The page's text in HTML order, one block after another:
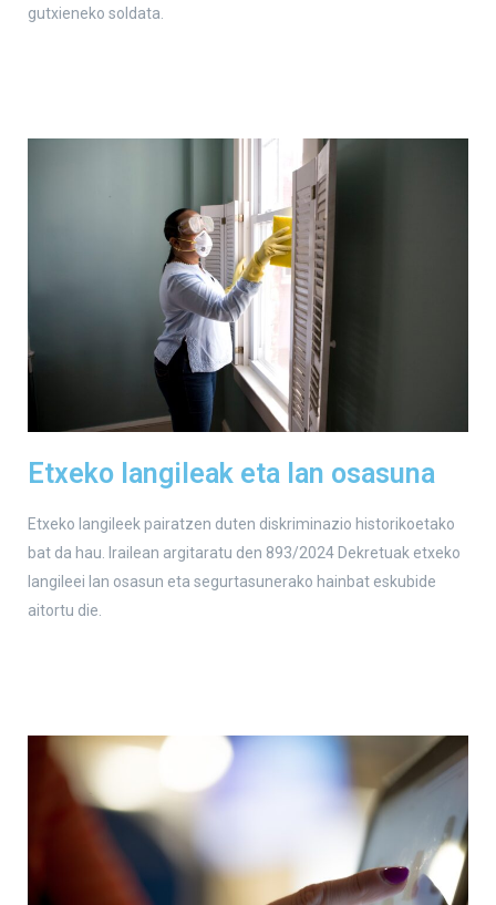
gutxieneko soldata.
Etxeko langileak eta lan osasuna
Etxeko langileek pairatzen duten diskriminazio historikoetako
bat da hau. Irailean argitaratu den 893/2024 Dekretuak etxeko
langileei lan osasun eta segurtasunerako hainbat eskubide
aitortu die.